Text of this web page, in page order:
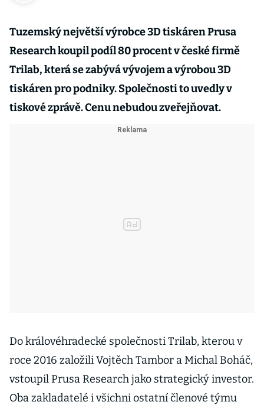
Tuzemský největší výrobce 3D tiskáren Prusa
Research koupil podíl 80 procent v české firmě
Trilab, která se zabývá vývojem a výrobou 3D
tiskáren pro podniky. Společnosti to uvedly v
tiskové zprávě. Cenu nebudou zveřejňovat.
Do královéhradecké společnosti Trilab, kterou v
roce 2016 založili Vojtěch Tambor a Michal Boháč,
vstoupil Prusa Research jako strategický investor.
Oba zakladatelé i všichni ostatní členové týmu